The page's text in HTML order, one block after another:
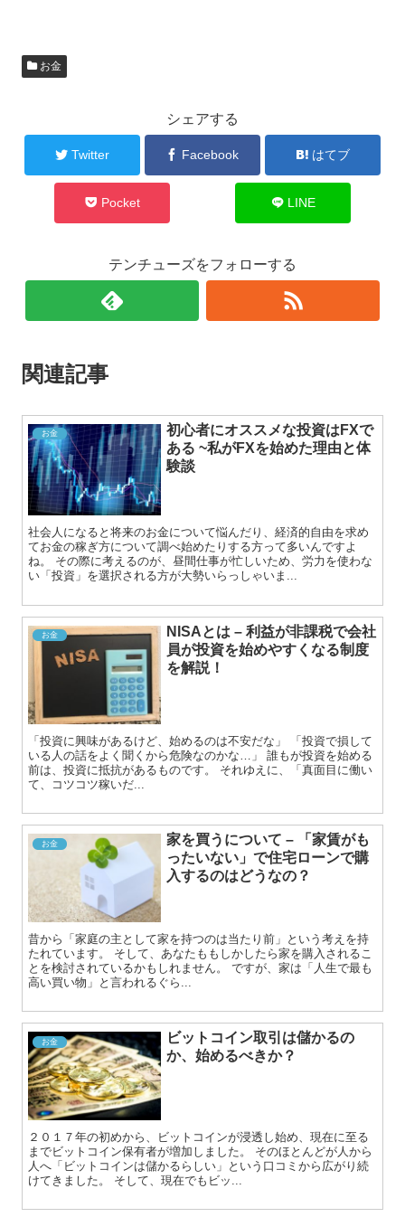
お金
シェアする
Twitter Facebook はてブ
Pocket LINE
テンチューズをフォローする
関連記事
お金
初心者にオススメな投資はFXで
ある ~私がFXを始めた理由と体
験談
社会人になると将来のお金について悩んだり、経済的自由を求め
てお金の稼ぎ方について調べ始めたりする方って多いんですよ
ね。 その際に考えるのが、昼間仕事が忙しいため、労力を使わな
い「投資」を選択される方が大勢いらっしゃいま...
お金
NISAとは – 利益が非課税で会社
員が投資を始めやすくなる制度
を解説！
「投資に興味があるけど、始めるのは不安だな」 「投資で損して
いる人の話をよく聞くから危険なのかな…」 誰もが投資を始める
前は、投資に抵抗があるものです。 それゆえに、「真面目に働い
て、コツコツ稼いだ...
お金
家を買うについて – 「家賃がも
ったいない」で住宅ローンで購
入するのはどうなの？
昔から「家庭の主として家を持つのは当たり前」という考えを持
たれています。 そして、あなたももしかしたら家を購入されるこ
とを検討されているかもしれません。 ですが、家は「人生で最も
高い買い物」と言われるぐら...
お金
ビットコイン取引は儲かるの
か、始めるべきか？
２０１７年の初めから、ビットコインが浸透し始め、現在に至る
までビットコイン保有者が増加しました。 そのほとんどが人から
人へ「ビットコインは儲かるらしい」という口コミから広がり続
けてきました。 そして、現在でもビッ...